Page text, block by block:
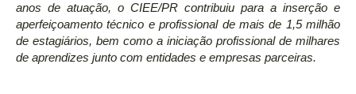
anos de atuação, o CIEE/PR contribuiu para a inserção e
aperfeiçoamento técnico e profissional de mais de 1,5 milhão
de estagiários, bem como a iniciação profissional de milhares
de aprendizes junto com entidades e empresas parceiras.